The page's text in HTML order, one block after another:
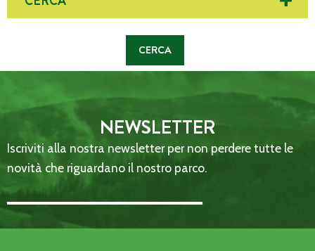
NEWSLETTER
Iscriviti alla nostra newsletter per non perdere tutte le
novità che riguardano il nostro parco.
Email Address::: (required)